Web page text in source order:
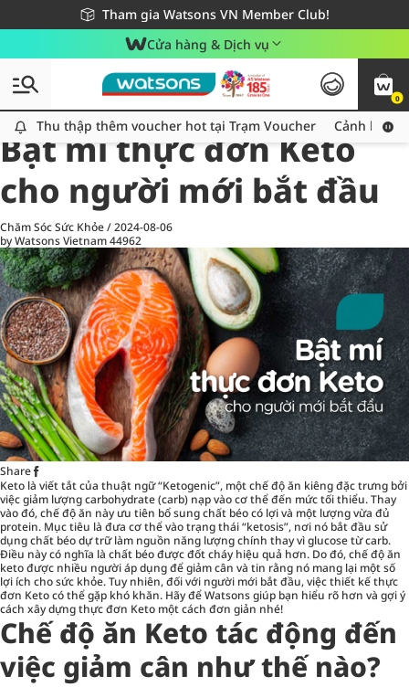
Tham gia Watsons VN Member Club!
Miễn phí giao hàng cho đơn hàng từ 249,000Đ
Giao hàng nhanh 24h - Áp dụng khu vực TP. Hồ Chí Minh
Cửa hàng & Dịch vụ
0
Thu thập thêm voucher hot tại Trạm Voucher
Thu thập thêm voucher hot tại Trạm Voucher Cảnh báo
All
Chăm Sóc Cá Nhân
Bật mí thực đơn Keto
cho người mới bắt đầu
Chăm Sóc Sức Khỏe/2024-08-06
by Watsons Vietnam44962
Share
Keto là viết tắt của thuật ngữ “Ketogenic”, một chế độ ăn kiêng đặc trưng bởi
việc giảm lượng carbohydrate (carb) nạp vào cơ thể đến mức tối thiểu. Thay
vào đó, chế độ ăn này ưu tiên bổ sung chất béo có lợi và một lượng vừa đủ
protein. Mục tiêu là đưa cơ thể vào trạng thái “ketosis”, nơi nó bắt đầu sử
dụng chất béo dự trữ làm nguồn năng lượng chính thay vì glucose từ carb.
Điều này có nghĩa là chất béo được đốt cháy hiệu quả hơn. Do đó, chế độ ăn
keto được nhiều người áp dụng để giảm cân và tin rằng nó mang lại một số
lợi ích cho sức khỏe. Tuy nhiên, đối với người mới bắt đầu, việc thiết kế thực
đơn Keto có thể gặp khó khăn. Hãy để Watsons giúp bạn hiểu rõ hơn và gợi ý
cách xây dựng thực đơn Keto một cách đơn giản nhé!
Chế độ ăn Keto tác động đến
việc giảm cân như thế nào?